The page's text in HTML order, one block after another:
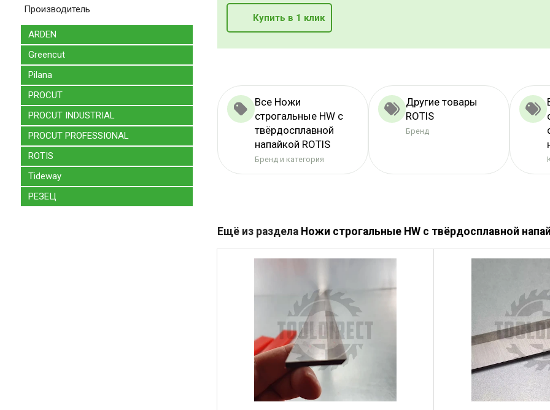
Производитель
ARDEN
Greencut
Pilana
PROCUT
PROCUT INDUSTRIAL
PROCUT PROFESSIONAL
ROTIS
Tideway
РЕЗЕЦ
Купить в 1 клик
Все Ножи
строгальные HW с
твёрдосплавной
напайкой ROTIS
Бренд и категория
Другие товары
ROTIS
Бренд
Ещё из раздела Ножи строгальные HW с твёрдосплавной